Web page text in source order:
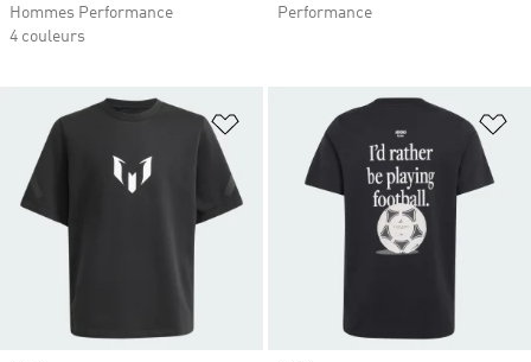
Hommes Performance
4 couleurs
Performance
Ajouter à la Liste de produits